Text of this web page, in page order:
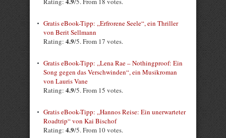
Gratis eBook-Tipp: „Erfrorene Seele“, ein Thriller
von Berit Sellmann
Rating: 4.9/5. From 17 votes.
Gratis eBook-Tipp: „Lena Rae – Nothingproof: Ein
Song gegen das Verschwinden“, ein Musikroman
von Lauris Vane
Rating: 4.9/5. From 15 votes.
Gratis eBook-Tipp: „Hannos Reise: Ein unerwarteter
Roadtrip“ von Kai Bischof
Rating: 4.9/5. From 10 votes.